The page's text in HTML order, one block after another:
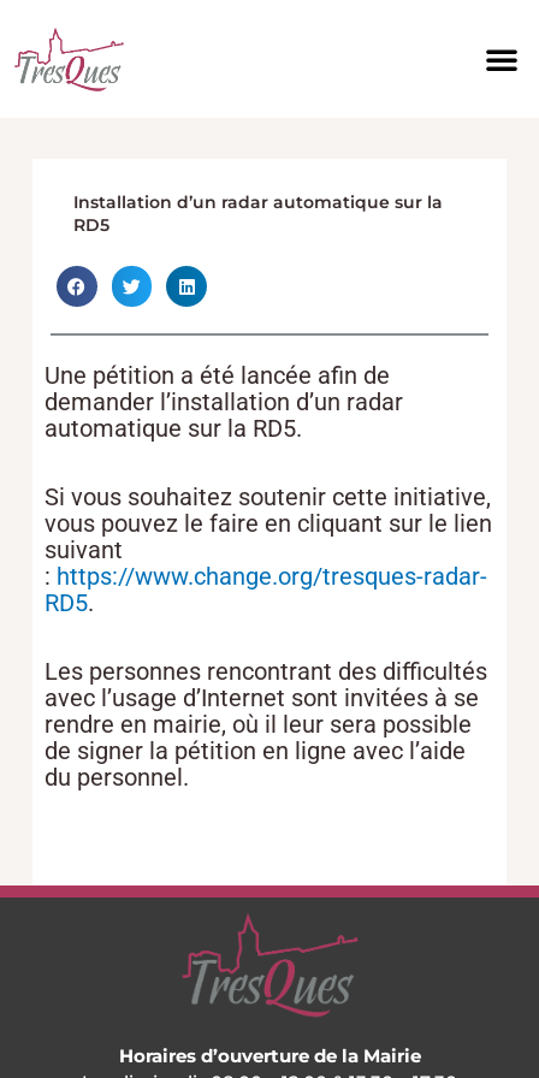
contenu
Installation d’un radar automatique sur la
RD5
Une pétition a été lancée afin de
demander l’installation d’un radar
automatique sur la RD5.
Si vous souhaitez soutenir cette initiative,
vous pouvez le faire en cliquant sur le lien
suivant
: https://www.change.org/tresques-radar-
RD5.
Les personnes rencontrant des difficultés
avec l’usage d’Internet sont invitées à se
rendre en mairie, où il leur sera possible
de signer la pétition en ligne avec l’aide
du personnel.
Horaires d’ouverture de la Mairie